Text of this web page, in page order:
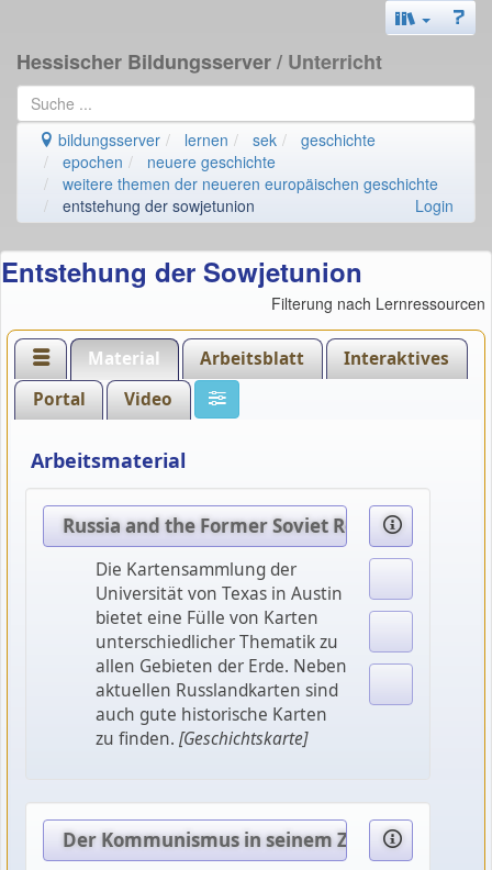
Hessischer Bildungsserver/ Unterricht
bildungsserver lernen sek
geschichte
epochen
neuere geschichte
weitere themen der neueren europäischen geschichte
entstehung der sowjetunion
Login
Entstehung der Sowjetunion
Filterung nach Lernressourcen
Material Arbeitsblatt
Interaktives
Portal
Video
Arbeitsmaterial
Russia and the Former Soviet Republics Maps
Die Kartensammlung der
Universität von Texas in Austin
bietet eine Fülle von Karten
unterschiedlicher Thematik zu
allen Gebieten der Erde. Neben
aktuellen Russlandkarten sind
auch gute historische Karten
zu finden. [Geschichtskarte]
Der Kommunismus in seinem Zeitalter